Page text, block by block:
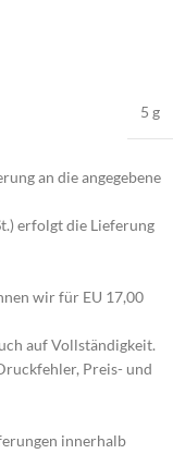
5 g
an die angegebene
erfolgt die Lieferung
wir für EU 17,00
auf Vollständigkeit.
Preis- und
innerhalb